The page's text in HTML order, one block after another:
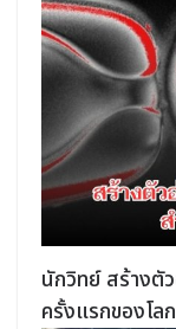
นักวิทย์ สร้างตั
ครั้งแรกของโลก